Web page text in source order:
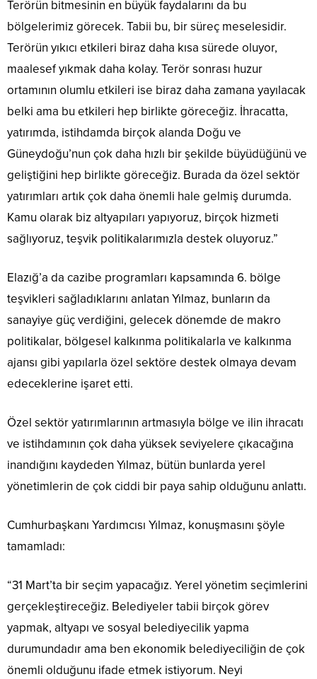
Terörün bitmesinin en büyük faydalarını da bu
bölgelerimiz görecek. Tabii bu, bir süreç meselesidir.
Terörün yıkıcı etkileri biraz daha kısa sürede oluyor,
maalesef yıkmak daha kolay. Terör sonrası huzur
ortamının olumlu etkileri ise biraz daha zamana yayılacak
belki ama bu etkileri hep birlikte göreceğiz. İhracatta,
yatırımda, istihdamda birçok alanda Doğu ve
Güneydoğu’nun çok daha hızlı bir şekilde büyüdüğünü ve
geliştiğini hep birlikte göreceğiz. Burada da özel sektör
yatırımları artık çok daha önemli hale gelmiş durumda.
Kamu olarak biz altyapıları yapıyoruz, birçok hizmeti
sağlıyoruz, teşvik politikalarımızla destek oluyoruz.”
Elazığ’a da cazibe programları kapsamında 6. bölge
teşvikleri sağladıklarını anlatan Yılmaz, bunların da
sanayiye güç verdiğini, gelecek dönemde de makro
politikalar, bölgesel kalkınma politikalarla ve kalkınma
ajansı gibi yapılarla özel sektöre destek olmaya devam
edeceklerine işaret etti.
Özel sektör yatırımlarının artmasıyla bölge ve ilin ihracatı
ve istihdamının çok daha yüksek seviyelere çıkacağına
inandığını kaydeden Yılmaz, bütün bunlarda yerel
yönetimlerin de çok ciddi bir paya sahip olduğunu anlattı.
Cumhurbaşkanı Yardımcısı Yılmaz, konuşmasını şöyle
tamamladı:
“31 Mart’ta bir seçim yapacağız. Yerel yönetim seçimlerini
gerçekleştireceğiz. Belediyeler tabii birçok görev
yapmak, altyapı ve sosyal belediyecilik yapma
durumundadır ama ben ekonomik belediyeciliğin de çok
önemli olduğunu ifade etmek istiyorum. Neyi